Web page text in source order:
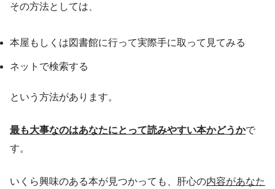
その方法としては、
本屋もしくは図書館に行って実際手に取って見てみる
ネットで検索する
という方法があります。
最も大事なのはあなたにとって読みやすい本かどうかで
す。
いくら興味のある本が見つかっても、肝心の内容があなた